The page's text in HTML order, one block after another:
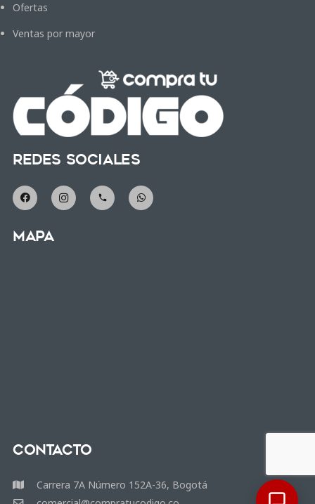
Ofertas
Ventas por mayor
Redes Sociales
phone
Mapa
Contacto
Carrera 7A Número 152A-36, Bogotá